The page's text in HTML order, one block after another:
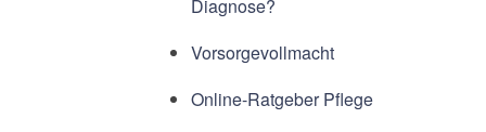
Diagnose?
Vorsorgevollmacht
Online-Ratgeber Pflege